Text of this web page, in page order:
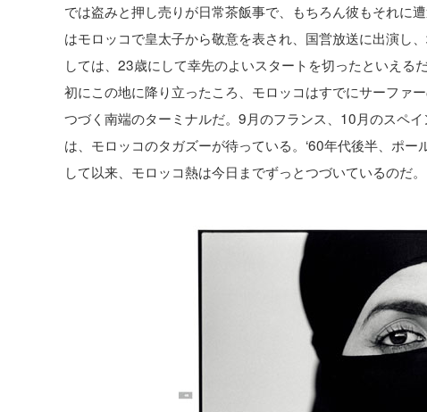
では盗みと押し売りが日常茶飯事で、もちろん彼もそれに
はモロッコで皇太子から敬意を表され、国営放送に出演し
しては、23歳にして幸先のよいスタートを切ったといえ
初にこの地に降り立ったころ、モロッコはすでにサーファ
つづく南端のターミナルだ。9月のフランス、10月のスペ
は、モロッコのタガズーが待っている。‘60年代後半、ポ
して以来、モロッコ熱は今日までずっとつづいているのだ。